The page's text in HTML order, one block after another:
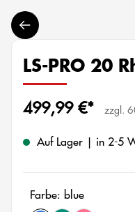
LS-PRO 20
499,99 €* zzgl.
Auf Lager | in 2-5
Farbe: blue